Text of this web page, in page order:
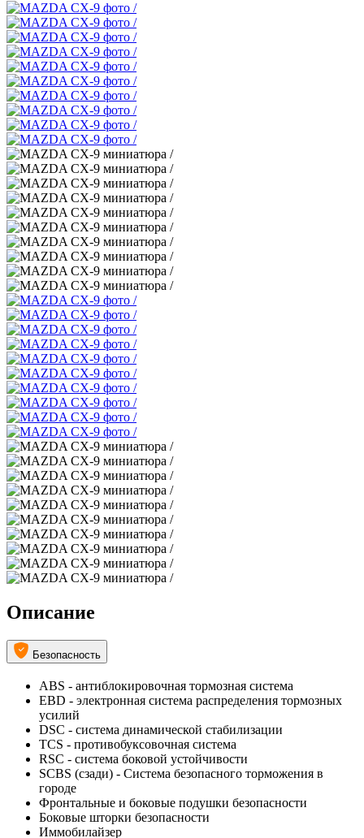
Описание
Безопасность
ABS - антиблокировочная тормозная система
EBD - электронная система распределения тормозных
усилий
DSC - система динамической стабилизации
TCS - противобуксовочная система
RSC - система боковой устойчивости
SCBS (сзади) - Система безопасного торможения в
городе
Фронтальные и боковые подушки безопасности
Боковые шторки безопасности
Иммобилайзер